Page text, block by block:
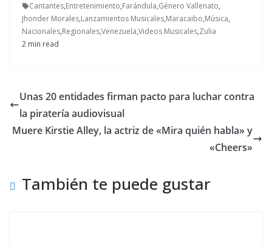
Cantantes,Entretenimiento,Farándula,Género Vallenato,
Jhonder Morales,Lanzamientos Musicales,Maracaibo,Música,
Nacionales,Regionales,Venezuela,Videos Musicales,Zulia
2 min read
Unas 20 entidades firman pacto para luchar contra
la piratería audiovisual
Muere Kirstie Alley, la actriz de «Mira quién habla» y
«Cheers»
También te puede gustar